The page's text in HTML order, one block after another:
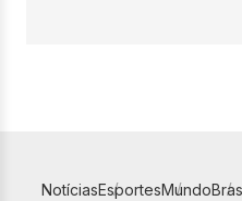
NotíciasEsportesMundo